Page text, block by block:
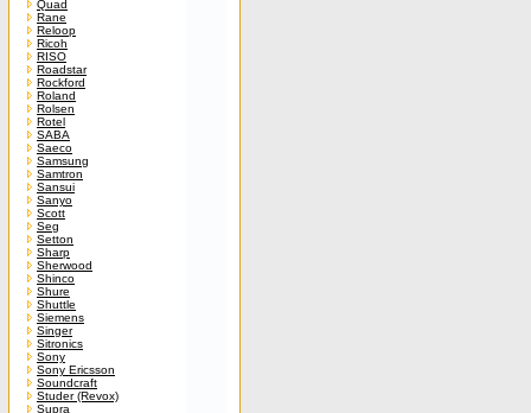
Quad
Rane
Reloop
Ricoh
RISO
Roadstar
Rockford
Roland
Rolsen
Rotel
SABA
Saeco
Samsung
Samtron
Sansui
Sanyo
Scott
Seg
Setton
Sharp
Sherwood
Shinco
Shure
Shuttle
Siemens
Singer
Sitronics
Sony
Sony Ericsson
Soundcraft
Studer (Revox)
Supra